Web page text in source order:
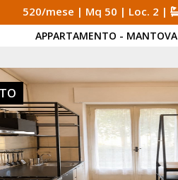
520/mese | Mq 50 | Loc. 2 |
APPARTAMENTO - MANTOVA